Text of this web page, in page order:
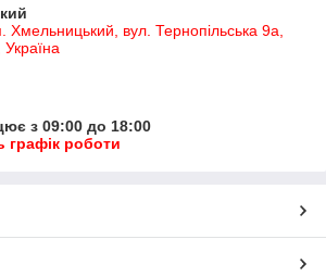
вул. Тернопільська 9а,
з 09:00 до 18:00
графік роботи